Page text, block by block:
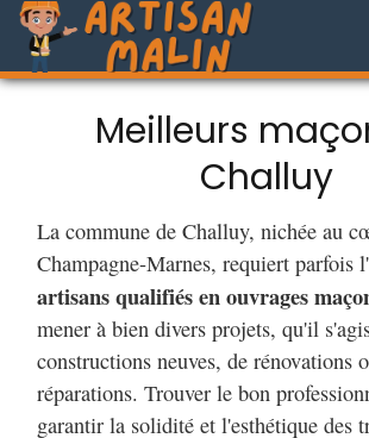
Meilleurs
Challuy
La commune de Challuy, nichée au
Champagne-Marnes, requiert parfois
artisans qualifiés en ouvrages
mener à bien divers projets, qu'il
constructions neuves, de rénovations
réparations. Trouver le bon
garantir la solidité et l'esthétique des